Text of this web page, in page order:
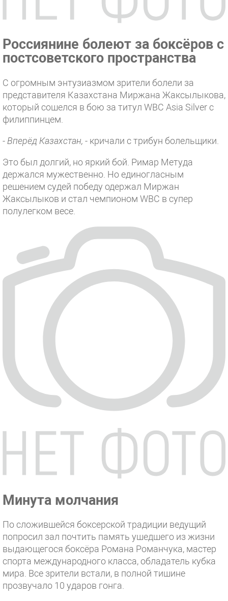
Россиянине болеют за боксёров с
постсоветского пространства
С огромным энтузиазмом зрители болели за
представителя Казахстана Миржана Жаксылыкова,
который сошелся в бою за титул WBC Asia Silver с
филиппинцем.
- Вперёд Казахстан, - кричали с трибун болельщики.
Это был долгий, но яркий бой. Римар Метуда
держался мужественно. Но единогласным
решением судей победу одержал Миржан
Жаксылыков и стал чемпионом WBC в супер
полулегком весе.
Минута молчания
По сложившейся боксерской традиции ведущий
попросил зал почтить память ушедшего из жизни
выдающегося боксёра Романа Романчука, мастер
спорта международного класса, обладатель кубка
мира. Все зрители встали, в полной тишине
прозвучало 10 ударов гонга.